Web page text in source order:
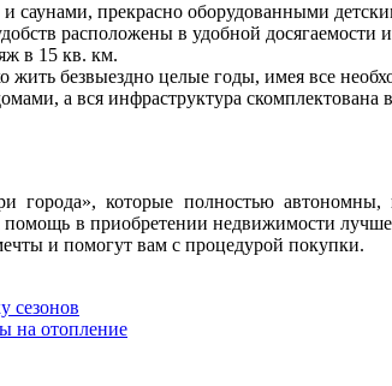
прекрасно оборудованными
расположены в удобной досягаемости
в 15 кв. км.
жить безвыездно целые годы, имея все
а вся инфраструктура
которые полностью
в приобретении недвижимости
и помогут вам с процедурой покупки.
сезонов
на отопление